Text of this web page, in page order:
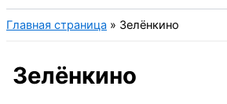
Главная страница » Зелёнкино
Зелёнкино